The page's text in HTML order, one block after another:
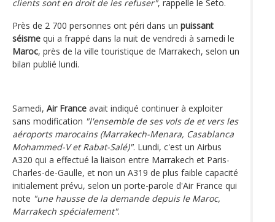
clients sont en droit de les refuser", rappelle le Seto.
Près de 2 700 personnes ont péri dans un puissant
séisme qui a frappé dans la nuit de vendredi à samedi le
Maroc, près de la ville touristique de Marrakech, selon un
bilan publié lundi.
Samedi, Air France avait indiqué continuer à exploiter
sans modification "l'ensemble de ses vols de et vers les
aéroports marocains (Marrakech-Menara, Casablanca
Mohammed-V et Rabat-Salé)". Lundi, c'est un Airbus
A320 qui a effectué la liaison entre Marrakech et Paris-
Charles-de-Gaulle, et non un A319 de plus faible capacité
initialement prévu, selon un porte-parole d'Air France qui
note "une hausse de la demande depuis le Maroc,
Marrakech spécialement".